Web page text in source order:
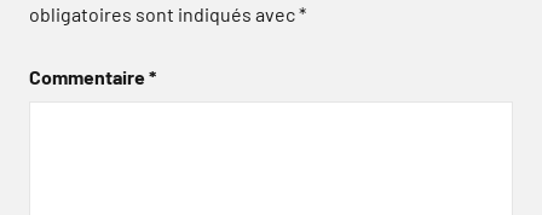
obligatoires sont indiqués avec*
Commentaire*